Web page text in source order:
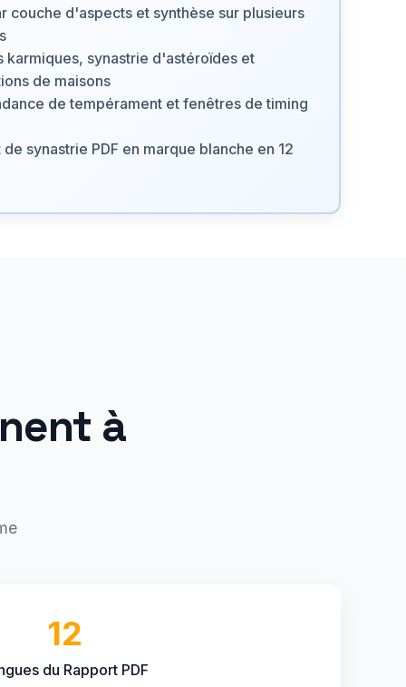
couche d'aspects et synthèse sur plusieurs
karmiques, synastrie d'astéroïdes et
de maisons
de tempérament et fenêtres de timing
synastrie PDF en marque blanche en 12
à
12
du Rapport PDF